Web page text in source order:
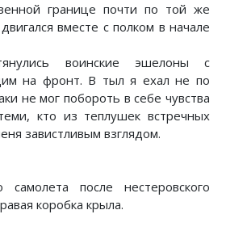
границе почти по той же
вместе с полком в начале
воинские эшелоны с
на фронт. В тыл я ехал не по
не мог побороть в себе чувства
кто из теплушек встречных
завистливым взглядом.
самолета после нестеровского
коробка крыла.